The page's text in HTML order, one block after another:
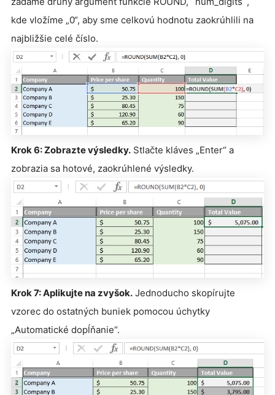
kde vložíme „0“, aby sme celkovú hodnotu zaokrúhlili na
najbližšie celé číslo.
Krok 6: Zobrazte výsledky. Stlačte kláves „Enter“ a
zobrazia sa hotové, zaokrúhlené výsledky.
Krok 7: Aplikujte na zvyšok. Jednoducho skopírujte
vzorec do ostatných buniek pomocou úchytky
„Automatické dopĺňanie“.